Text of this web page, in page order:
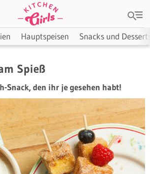
Hauptspeisen Snacks und
Spieß
Snack, den ihr je gesehen habt!